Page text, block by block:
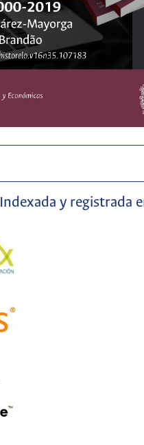
Indexada y registrada